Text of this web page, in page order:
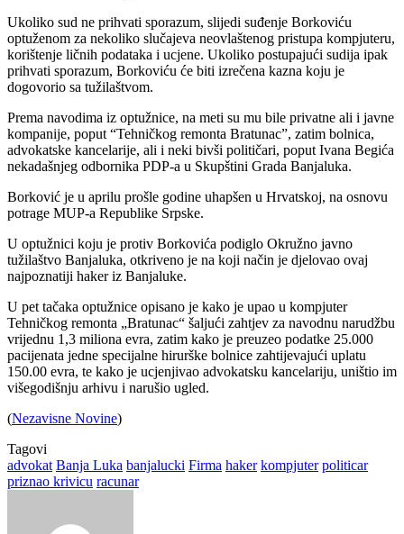
Ukoliko sud ne prihvati sporazum, slijedi suđenje Borkoviću
optuženom za nekoliko slučajeva neovlaštenog pristupa kompjuteru,
korištenje ličnih podataka i ucjene. Ukoliko postupajući sudija ipak
prihvati sporazum, Borkoviću će biti izrečena kazna koju je
dogovorio sa tužilaštvom.
Prema navodima iz optužnice, na meti su mu bile privatne ali i javne
kompanije, poput “Tehničkog remonta Bratunac”, zatim bolnica,
advokatske kancelarije, ali i neki bivši političari, poput Ivana Begića
nekadašnjeg odbornika PDP-a u Skupštini Grada Banjaluka.
Borković je u aprilu prošle godine uhapšen u Hrvatskoj, na osnovu
potrage MUP-a Republike Srpske.
U optužnici koju je protiv Borkovića podiglo Okružno javno
tužilaštvo Banjaluka, otkriveno je na koji način je djelovao ovaj
najpoznatiji haker iz Banjaluke.
U pet tačaka optužnice opisano je kako je upao u kompjuter
Tehničkog remonta „Bratunac“ šaljući zahtjev za navodnu narudžbu
vrijednu 1,3 miliona evra, zatim kako je preuzeo podatke 25.000
pacijenata jedne specijalne hirurške bolnice zahtijevajući uplatu
150.00 evra, te kako je ucjenjivao advokatsku kancelariju, uništio im
višegodišnju arhivu i narušio ugled.
(Nezavisne Novine)
Tagovi
advokat Banja Luka banjalucki Firma haker kompjuter politicar
priznao krivicu racunar